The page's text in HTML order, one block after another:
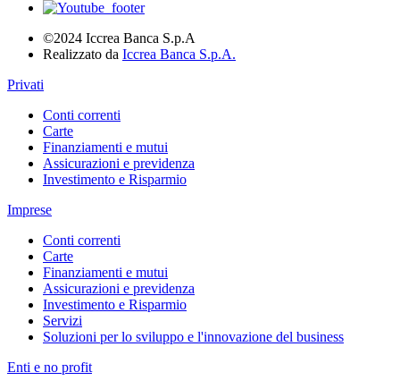
©2024 Iccrea Banca S.p.A
Realizzato da Iccrea Banca S.p.A.
Privati
Conti correnti
Carte
Finanziamenti e mutui
Assicurazioni e previdenza
Investimento e Risparmio
Imprese
Conti correnti
Carte
Finanziamenti e mutui
Assicurazioni e previdenza
Investimento e Risparmio
Servizi
Soluzioni per lo sviluppo e l'innovazione del business
Enti e no profit